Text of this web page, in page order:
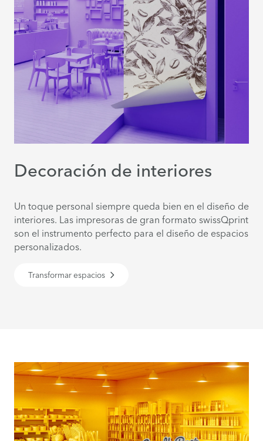
Decoración de interiores
Un toque personal siempre queda bien en el diseño de
interiores. Las impresoras de gran formato swissQprint
son el instrumento perfecto para el diseño de espacios
personalizados.
Transformar espacios